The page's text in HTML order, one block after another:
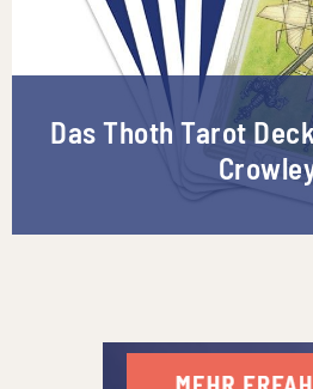
Das Thoth Tarot